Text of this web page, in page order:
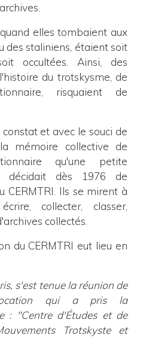
elles tombaient aux
des staliniens, étaient soit
occultées. Ainsi, des
du trotskysme, de
risquaient de
et avec le souci de
mémoire collective de
qu'une petite
décidait dès 1976 de
CERMTRI. Ils se mirent à
collecter, classer,
collectés.
du CERMTRI eut lieu en
s'est tenue la réunion de
qui a pris la
: "Centre d'Études et de
Trotskyste et